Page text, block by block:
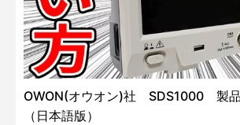
OWON(オウオン)社 SDS1000 製
（日本語版）